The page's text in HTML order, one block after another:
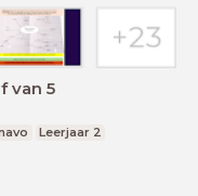
van 5
Leerjaar 2